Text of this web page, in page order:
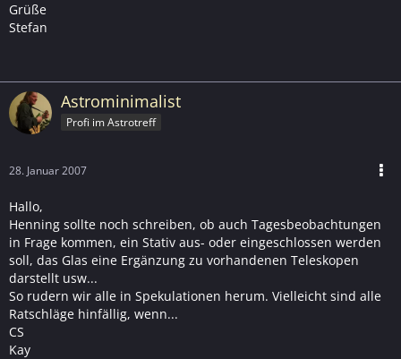
Grüße
Stefan
Astrominimalist
Profi im Astrotreff
28. Januar 2007
Hallo,
Henning sollte noch schreiben, ob auch Tagesbeobachtungen
in Frage kommen, ein Stativ aus- oder eingeschlossen werden
soll, das Glas eine Ergänzung zu vorhandenen Teleskopen
darstellt usw...
So rudern wir alle in Spekulationen herum. Vielleicht sind alle
Ratschläge hinfällig, wenn...
CS
Kay